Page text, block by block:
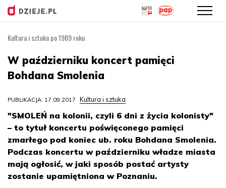
treści
Kultura i sztuka po 1989 roku
W październiku koncert pamięci
Bohdana Smolenia
PUBLIKACJA: 17.09.2017 Kultura i sztuka
"SMOLEŃ na kolonii, czyli 6 dni z życia kolonisty"
– to tytuł koncertu poświęconego pamięci
zmarłego pod koniec ub. roku Bohdana Smolenia.
Podczas koncertu w październiku władze miasta
mają ogłosić, w jaki sposób postać artysty
zostanie upamiętniona w Poznaniu.